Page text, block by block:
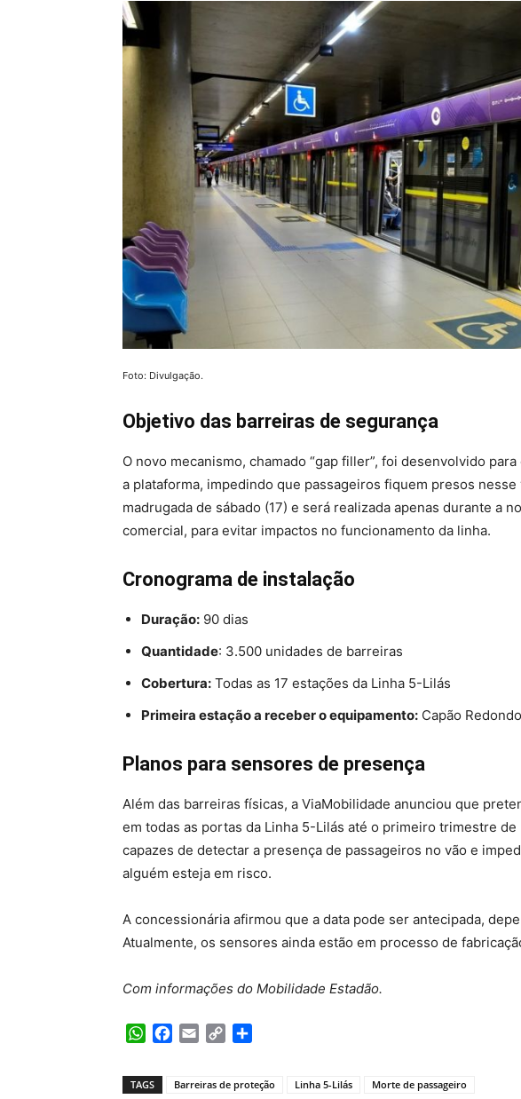
Foto: Divulgação.
Objetivo das barreiras de segurança
O novo mecanismo, chamado “gap filler”, foi desenvolvido
a plataforma, impedindo que passageiros fiquem presos nesse
madrugada de sábado (17) e será realizada apenas durante a
comercial, para evitar impactos no funcionamento da linha.
Cronograma de instalação
Duração: 90 dias
Quantidade: 3.500 unidades de barreiras
Cobertura: Todas as 17 estações da Linha 5-Lilás
Primeira estação a receber o equipamento: Capão Redondo
Planos para sensores de presença
Além das barreiras físicas, a ViaMobilidade anunciou que
em todas as portas da Linha 5-Lilás até o primeiro trimestre
capazes de detectar a presença de passageiros no vão e
alguém esteja em risco.
A concessionária afirmou que a data pode ser antecipada,
Atualmente, os sensores ainda estão em processo de
Com informações do Mobilidade Estadão.
WhatsApp
Facebook
Email Copy
TAGS Barreiras de proteção Linha 5-Lilás Morte de passageiro